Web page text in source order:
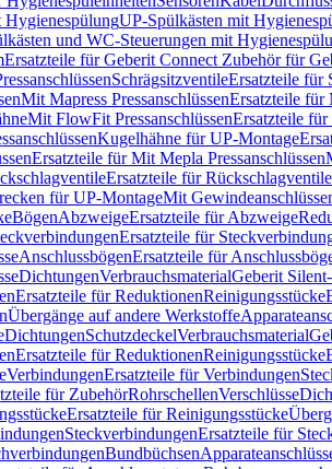
HygienespülungUP-Spülkästen mit
und WC-Steuerungen mit
Ersatzteile für Geberit Connect Zubehör für
SchrägsitzventileErsatzteile für
Mit Mapress PressanschlüssenErsatzteile für
Mit FlowFit PressanschlüssenErsatzteile
Kugelhähne für UP-Montage
Ersatzteile für Mit Mepla Pressanschlüssen
Ersatzteile für Rückschlagventile
für UP-MontageMit
BögenAbzweigeErsatzteile für Abzweige
Ersatzteile für
AnschlussbögenErsatzteile für
DichtungenVerbrauchsmaterialGeberit
Ersatzteile für ReduktionenReinigungsstücke
Übergänge auf andere Werkstoffe
DichtungenSchutzdeckelVerbrauchsmaterial
Ersatzteile für ReduktionenReinigungsstücke
VerbindungenErsatzteile für Verbindungen
für ZubehörRohrschellenVerschlüsse
Ersatzteile für Reinigungsstücke
SteckverbindungenErsatzteile für
Bundbüchsen